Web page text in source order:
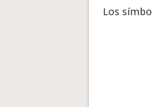
Los